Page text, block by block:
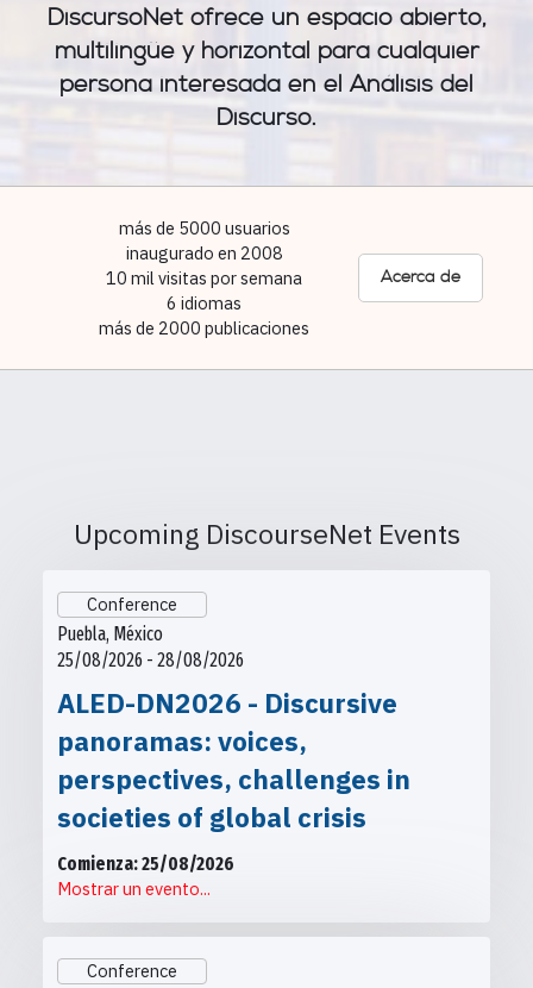
DiscursoNet ofrece un espacio abierto,
multilingüe y horizontal para cualquier
persona interesada en el Análisis del
Discurso.
más de 5000 usuarios
inaugurado en 2008
10 mil visitas por semana
6 idiomas
más de 2000 publicaciones
Acerca de
Upcoming DiscourseNet Events
Conference
Puebla, México
25/08/2026 - 28/08/2026
ALED-DN2026 - Discursive
panoramas: voices,
perspectives, challenges in
societies of global crisis
Comienza: 25/08/2026
Mostrar un evento...
Conference